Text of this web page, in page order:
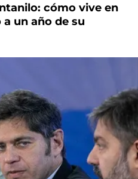
cómo vive en
un año de su